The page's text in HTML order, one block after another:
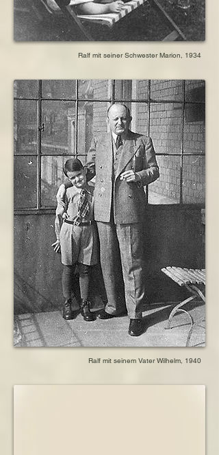
Ralf mit seiner Schwester Marion, 1934
Ralf mit seinem Vater Wilhelm, 1940